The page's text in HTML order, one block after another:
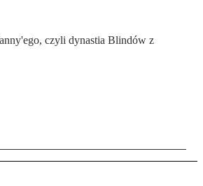
czyli dynastia Blindów z